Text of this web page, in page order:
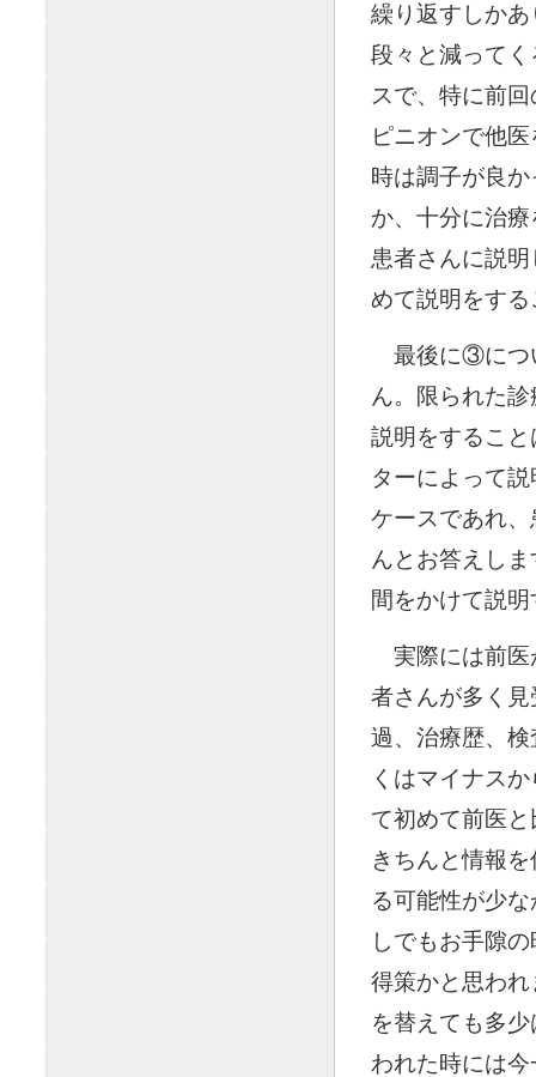
繰り返すしか
段々と減って
スで、特に前
ピニオンで他
時は調子が良
か、十分に治
患者さんに説
めて説明をす
最後に③につ
ん。限られた
説明をするこ
ターによって
ケースであれ
んとお答えし
間をかけて説
実際には前
者さんが多く
過、治療歴、
くはマイナス
て初めて前医
きちんと情報
る可能性が少
しでもお手隙
得策かと思わ
を替えても多
われた時には